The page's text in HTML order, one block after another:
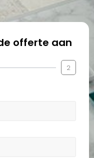
offerte aan
2